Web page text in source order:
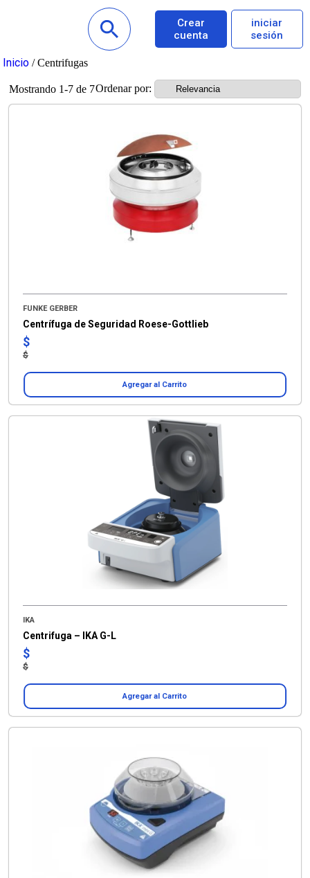
Crear
cuenta
iniciar
sesión
Inicio / Centrifugas
Mostrando 1-7 de 7Ordenar por:
FUNKE GERBER
Centrífuga de Seguridad Roese-Gottlieb
$
$
Agregar al Carrito
IKA
Centrifuga – IKA G-L
$
$
Agregar al Carrito